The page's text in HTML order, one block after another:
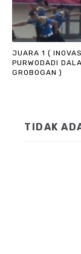
JUARA 1 (
PURWODADI
GROBOGAN )
TIDAK